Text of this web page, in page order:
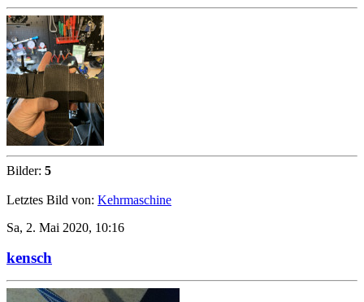
Bilder: 5
Letztes Bild von: Kehrmaschine
Sa, 2. Mai 2020, 10:16
kensch